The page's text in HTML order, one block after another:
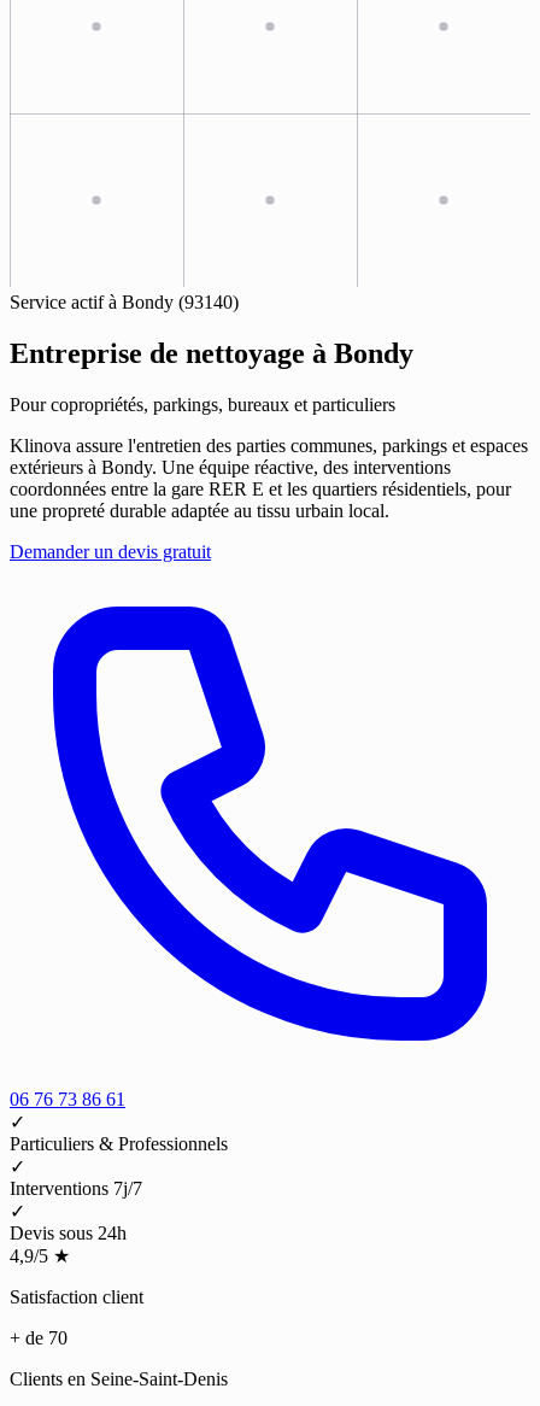
Service actif à Bondy (93140)
Entreprise de nettoyage à Bondy
Pour copropriétés, parkings, bureaux et particuliers
Klinova assure l'entretien des parties communes, parkings et espaces
extérieurs à Bondy. Une équipe réactive, des interventions
coordonnées entre la gare RER E et les quartiers résidentiels, pour
une propreté durable adaptée au tissu urbain local.
Demander un devis gratuit
06 76 73 86 61
✓
Particuliers & Professionnels
✓
Interventions 7j/7
✓
Devis sous 24h
4,9/5 ★
Satisfaction client
+ de 70
Clients en Seine-Saint-Denis